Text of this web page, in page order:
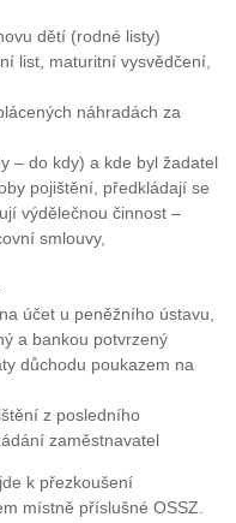
dětí (rodné listy)
list, maturitní vysvědčení,
náhradách za
– do kdy) a kde byl žadatel
pojištění, předkládají se
výdělečnou činnost –
smlouvy,
účet u peněžního ústavu,
a bankou potvrzený
důchodu poukazem na
z posledního
zaměstnavatel
k přezkoušení
místně příslušné OSSZ.